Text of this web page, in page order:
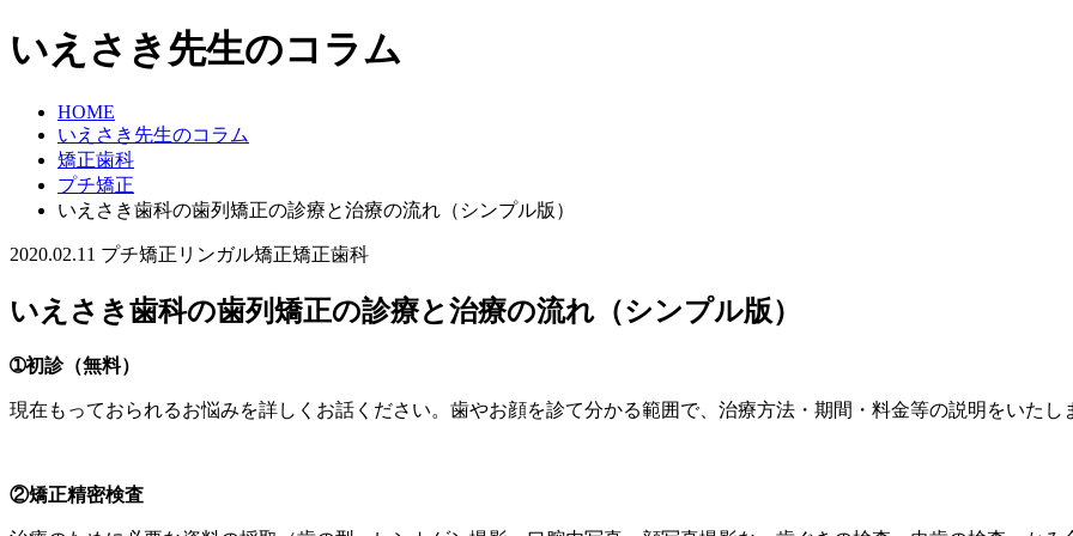
いえさき先生のコラム
HOME
いえさき先生のコラム
矯正歯科
プチ矯正
いえさき歯科の歯列矯正の診療と治療の流れ（シンプル版）
2020.02.11 プチ矯正 リンガル矯正矯正歯科
いえさき歯科の歯列矯正の診療と治療の流れ（シンプル版）
➀初診（無料）
現在もっておられるお悩みを詳しくお話ください。歯やお顔を診て分かる範囲で、治療方法・期間・料金等の説明をいたし
②矯正精密検査